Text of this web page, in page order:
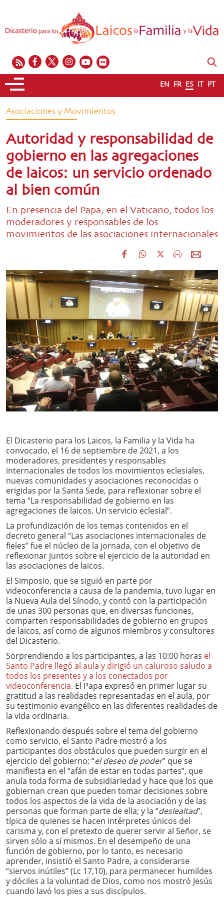
EN FR ES IT PT
Asociaciones y Movimientos
Autoridad y responsabilidad de
gobierno en las agregaciones
de laicos: un servicio ordenado
al bien común
En presencia del Papa, en el Vaticano, todos los
moderadores y responsables de los
movimientos de las asociaciones internacionales
El Dicasterio para los Laicos, la Familia y la Vida ha
convocado, el 16 de septiembre de 2021, a los
moderadores, presidentes y responsables
internacionales de todos los movimientos eclesiales,
nuevas comunidades y asociaciones reconocidas o
erigidas por la Santa Sede, para reflexionar sobre el
tema “La responsabilidad de gobierno en las
agregaciones de laicos. Un servicio eclesial”.
La profundización de los temas contenidos en el
decreto general “Las asociaciones internacionales de
fieles” fue el núcleo de la jornada, con el objetivo de
reflexionar juntos sobre el ejercicio de la autoridad en
las asociaciones de laicos.
El Simposio, que se siguió en parte por
videoconferencia a causa de la pandemia, tuvo lugar en
la Nueva Aula del Sínodo, y contó con la participación
de unas 300 personas que, en diversas funciones,
comparten responsabilidades de gobierno en grupos
de laicos, así como de algunos miembros y consultores
del Dicasterio.
Sorprendiendo a los participantes, a las 10:00 horas el
Santo Padre llegó al aula y dirigió un caluroso saludo a
todos los presentes y a los conectados por
videoconferencia. El Papa expresó en primer lugar su
gratitud a las realidades representadas en el aula, por
su testimonio evangélico en las diferentes realidades de
la vida ordinaria.
Reflexionando después sobre el tema del gobierno
como servicio, el Santo Padre mostró a los
participantes dos obstáculos que pueden surgir en el
ejercicio del gobierno: “el deseo de poder” que se
manifiesta en el “afán de estar en todas partes”, que
anula toda forma de subsidiariedad y hace que los que
gobiernan crean que pueden tomar decisiones sobre
todos los aspectos de la vida de la asociación y de las
personas que forman parte de ella; y la “deslealtad”,
típica de quienes se hacen intérpretes únicos del
carisma y, con el pretexto de querer servir al Señor, se
sirven sólo a sí mismos. En el desempeño de una
función de gobierno, por lo tanto, es necesario
aprender, insistió el Santo Padre, a considerarse
“siervos inútiles” (Lc 17,10), para permanecer humildes
y dóciles a la voluntad de Dios, como nos mostró Jesús
cuando lavó los pies a sus discípulos.